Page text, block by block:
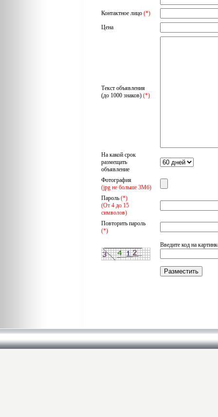
Контактное лицо (*)
Цена
Текст объявления
(до 1000 знаков) (*)
На какой срок
размещать
объявление
Фотография
(jpg не больше 3Мб)
Пароль (*)
(От 4 до 15
символов)
Повторить пароль
(*)
Введите код на